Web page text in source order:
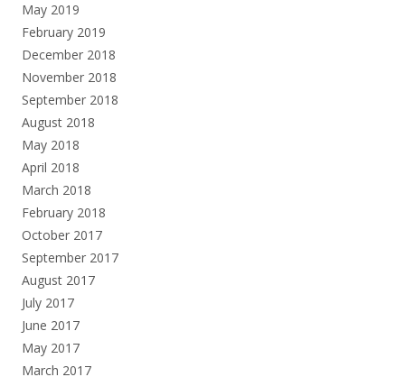
May 2019
February 2019
December 2018
November 2018
September 2018
August 2018
May 2018
April 2018
March 2018
February 2018
October 2017
September 2017
August 2017
July 2017
June 2017
May 2017
March 2017